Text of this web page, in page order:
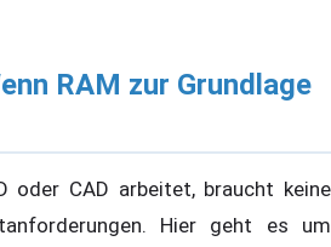
RAM zur Grundlage
oder CAD arbeitet, braucht keine
Hier geht es um